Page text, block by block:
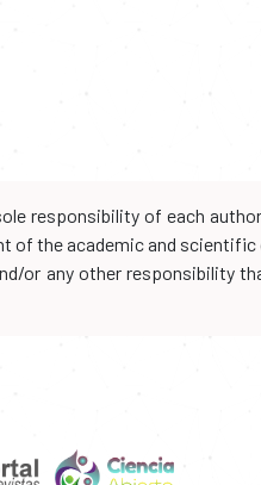
responsibility of each
the academic and
or any other responsibility